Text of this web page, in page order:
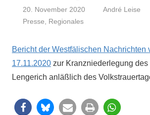
20. November 2020
André Leise
Presse
Regionales
Bericht der West­fälis­chen Nachricht­en
17.11.2020 zur Kranznieder­legung
Lengerich anläßlich des